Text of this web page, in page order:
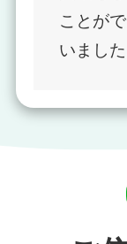
ことが
いました